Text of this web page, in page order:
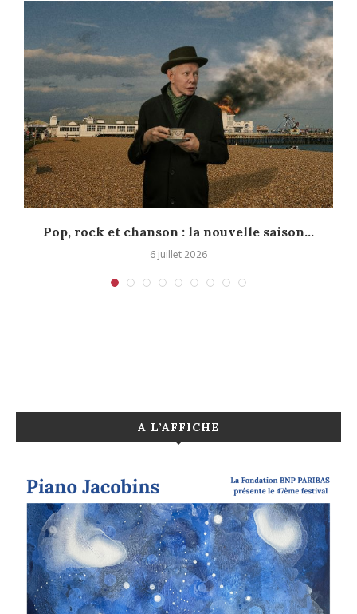
Pop, rock et chanson : la nouvelle saison...
6 juillet 2026
A L’AFFICHE